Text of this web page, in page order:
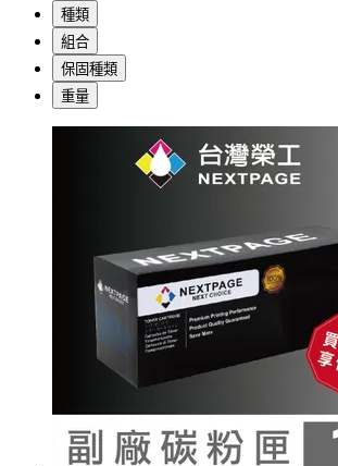
種類
組合
保固種類
重量